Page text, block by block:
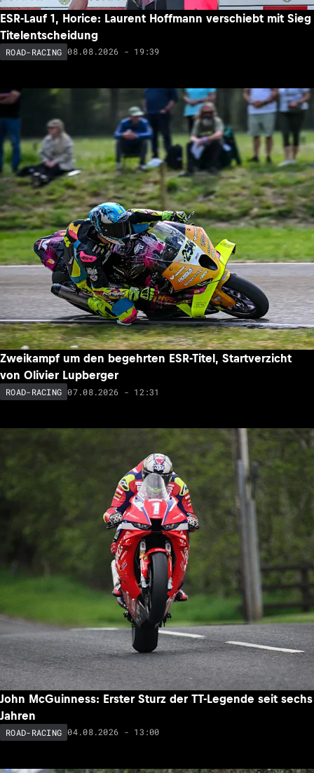
ESR-Lauf 1, Horice: Laurent Hoffmann verschiebt mit Sieg
Titelentscheidung
ROAD-RACING 08.08.2026 - 19:39
Zweikampf um den begehrten ESR-Titel, Startverzicht
von Olivier Lupberger
ROAD-RACING 07.08.2026 - 12:31
John McGuinness: Erster Sturz der TT-Legende seit sechs
Jahren
ROAD-RACING 04.08.2026 - 13:00